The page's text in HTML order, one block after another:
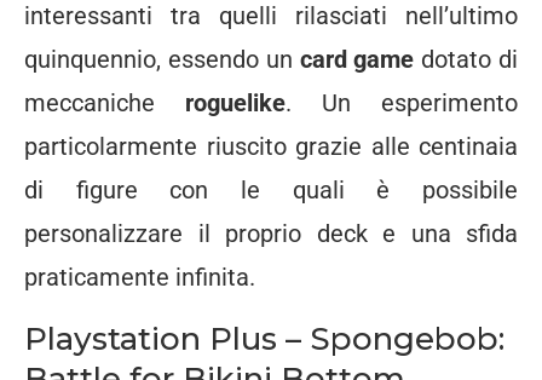
interessanti tra quelli rilasciati nell’ultimo
quinquennio, essendo un card game dotato di
meccaniche roguelike. Un esperimento
particolarmente riuscito grazie alle centinaia
di figure con le quali è possibile
personalizzare il proprio deck e una sfida
praticamente infinita.
Playstation Plus – Spongebob: